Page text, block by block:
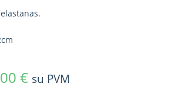
€ su PVM